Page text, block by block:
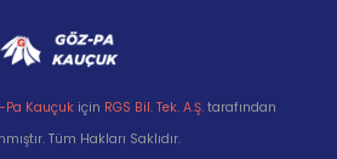
Pa Kauçukiçin RGS Bil. Tek. A.Ş.tarafından
Tüm Hakları Saklıdır.